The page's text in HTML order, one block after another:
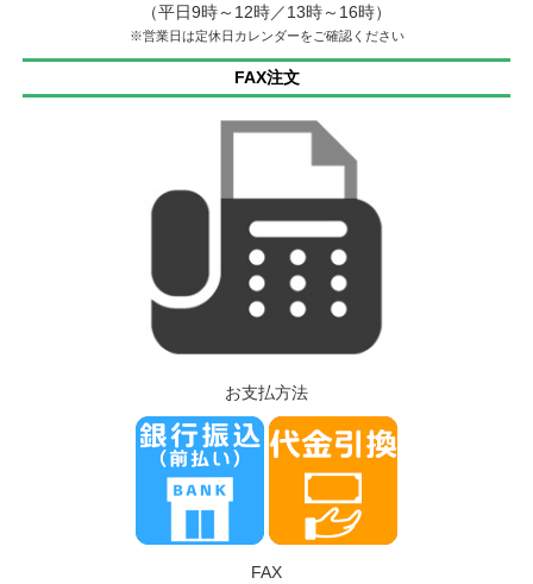
（平日9時～12時／13時～16時）
※営業日は定休日カレンダーをご確認ください
FAX注文
お支払方法
FAX